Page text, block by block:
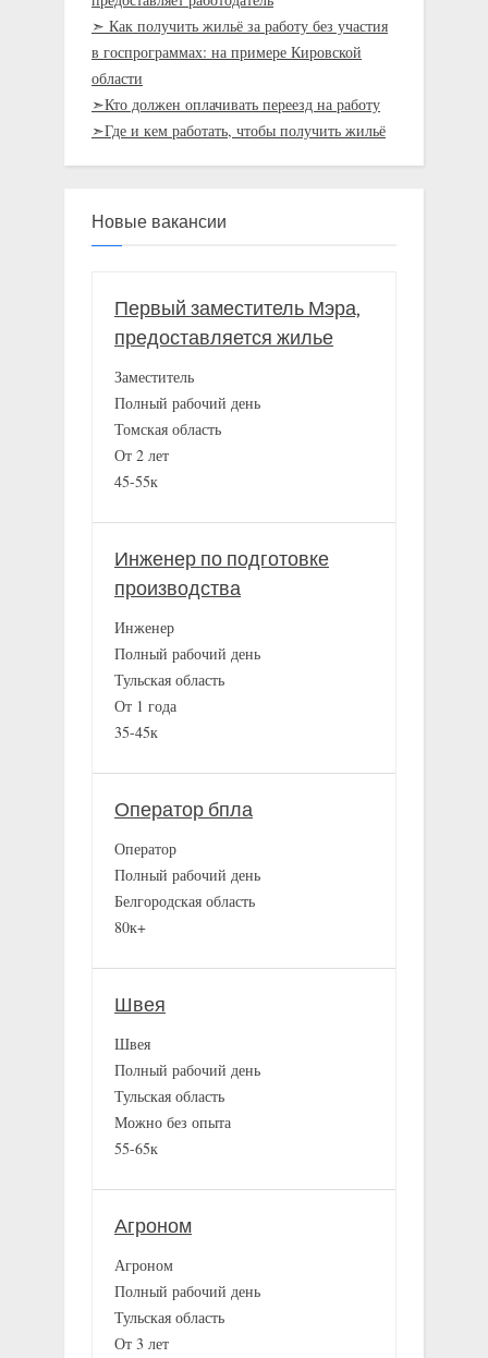
➣ Как получить жильё за работу без участия
в госпрограммах: на примере Кировской
области
➣Кто должен оплачивать переезд на работу
➣Где и кем работать, чтобы получить жильё
Новые вакансии
Первый заместитель Мэра,
предоставляется жилье
Заместитель
Полный рабочий день
Томская область
От 2 лет
45-55к
Инженер по подготовке
производства
Инженер
Полный рабочий день
Тульская область
От 1 года
35-45к
Оператор бпла
Оператор
Полный рабочий день
Белгородская область
80к+
Швея
Швея
Полный рабочий день
Тульская область
Можно без опыта
55-65к
Агроном
Агроном
Полный рабочий день
Тульская область
От 3 лет